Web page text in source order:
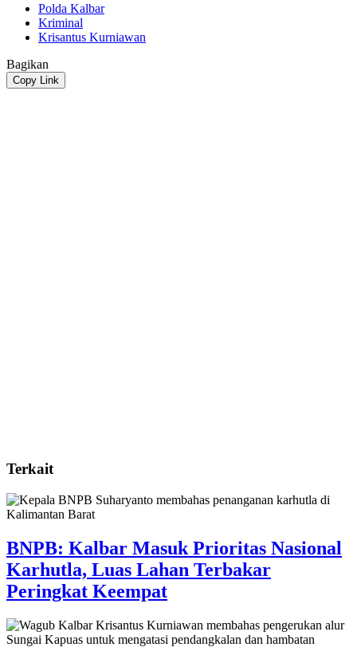
Polda Kalbar
Kriminal
Krisantus Kurniawan
Bagikan
Copy Link
Terkait
BNPB: Kalbar Masuk Prioritas Nasional
Karhutla, Luas Lahan Terbakar
Peringkat Keempat